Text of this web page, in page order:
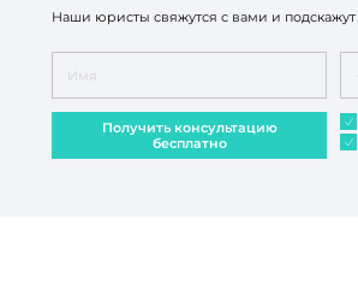
Наши юристы свяжутся с вами и подскажут
Получить консультацию
бесплатно